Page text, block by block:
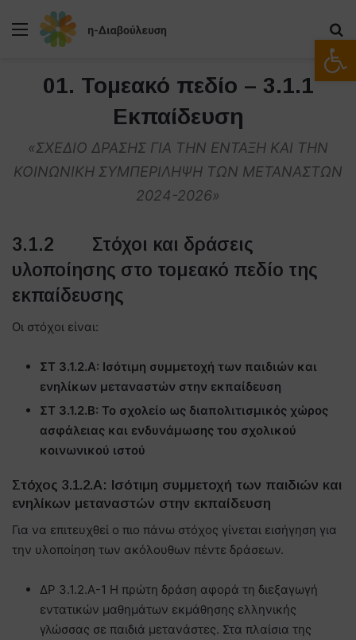
Μενού
01. Τομεακό πεδίο – 3.1.1
Εκπαίδευση
«ΣΧΕΔΙΟ ΔΡΑΣΗΣ ΓΙΑ ΤΗΝ ΕΝΤΑΞΗ ΚΑΙ ΤΗΝ
ΚΟΙΝΩΝΙΚΗ ΣΥΜΠΕΡΙΛΗΨΗ ΤΩΝ ΜΕΤΑΝΑΣΤΩΝ
2024-2026»
3.1.2 Στόχοι και δράσεις
υλοποίησης στο τομεακό πεδίο της
εκπαίδευσης
Οι στόχοι είναι:
ΣΤ 3.1.2.Α: Ισότιμη συμμετοχή των παιδιών και
ενηλίκων μεταναστών στην εκπαίδευση
ΣΤ 3.1.2.Β: Το σχολείο ως διαπολιτισμικός χώρος
ασφάλειας και ενδυνάμωσης του σχολικού
κοινωνικού ιστού
Στόχος 3.1.2.Α: Ισότιμη συμμετοχή των παιδιών και
ενηλίκων μεταναστών στην εκπαίδευση
Για να επιτευχθεί ο πιο πάνω στόχος γίνεται εισήγηση για
την υλοποίηση των ακόλουθων πέντε δράσεων.
ΔΡ 3.1.2.Α-1 Η πρώτη δράση αφορά τη διεξαγωγή
εντατικών μαθημάτων εκμάθησης ελληνικής
γλώσσας σε παιδιά μετανάστες. Στα πλαίσια της